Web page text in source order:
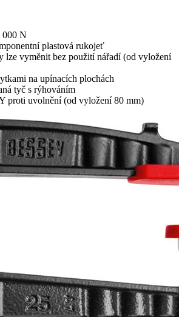
000 N
plastová rukojeť
lze vyměnit bez použití nářadí (od vyložení
na upínacích plochách
tyč s rýhováním
proti uvolnění (od vyložení 80 mm)